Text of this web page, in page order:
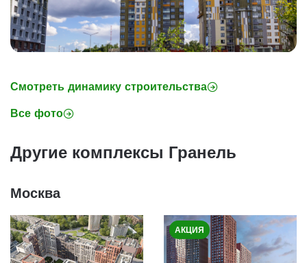
Смотреть динамику строительства
Все фото
Другие комплексы Гранель
Москва
АКЦИЯ